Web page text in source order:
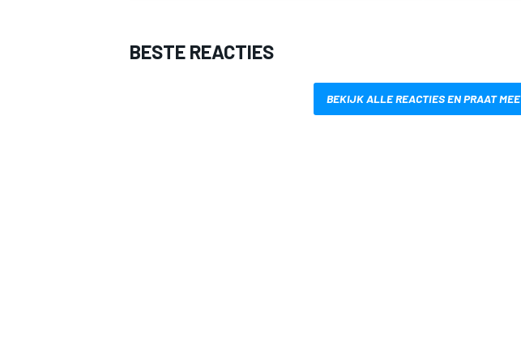
BESTE REACTIES
BEKIJK ALLE REACTIES EN PRAAT MEE